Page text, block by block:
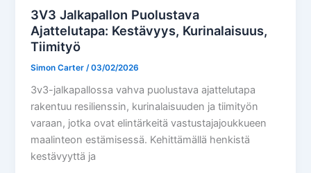
3V3 Jalkapallon Puolustava
Ajattelutapa: Kestävyys, Kurinalaisuus,
Tiimityö
Simon Carter /03/02/2026
3v3-jalkapallossa vahva puolustava ajattelutapa
rakentuu resilienssin, kurinalaisuuden ja tiimityön
varaan, jotka ovat elintärkeitä vastustajajoukkueen
maalinteon estämisessä. Kehittämällä henkistä
kestävyyttä ja